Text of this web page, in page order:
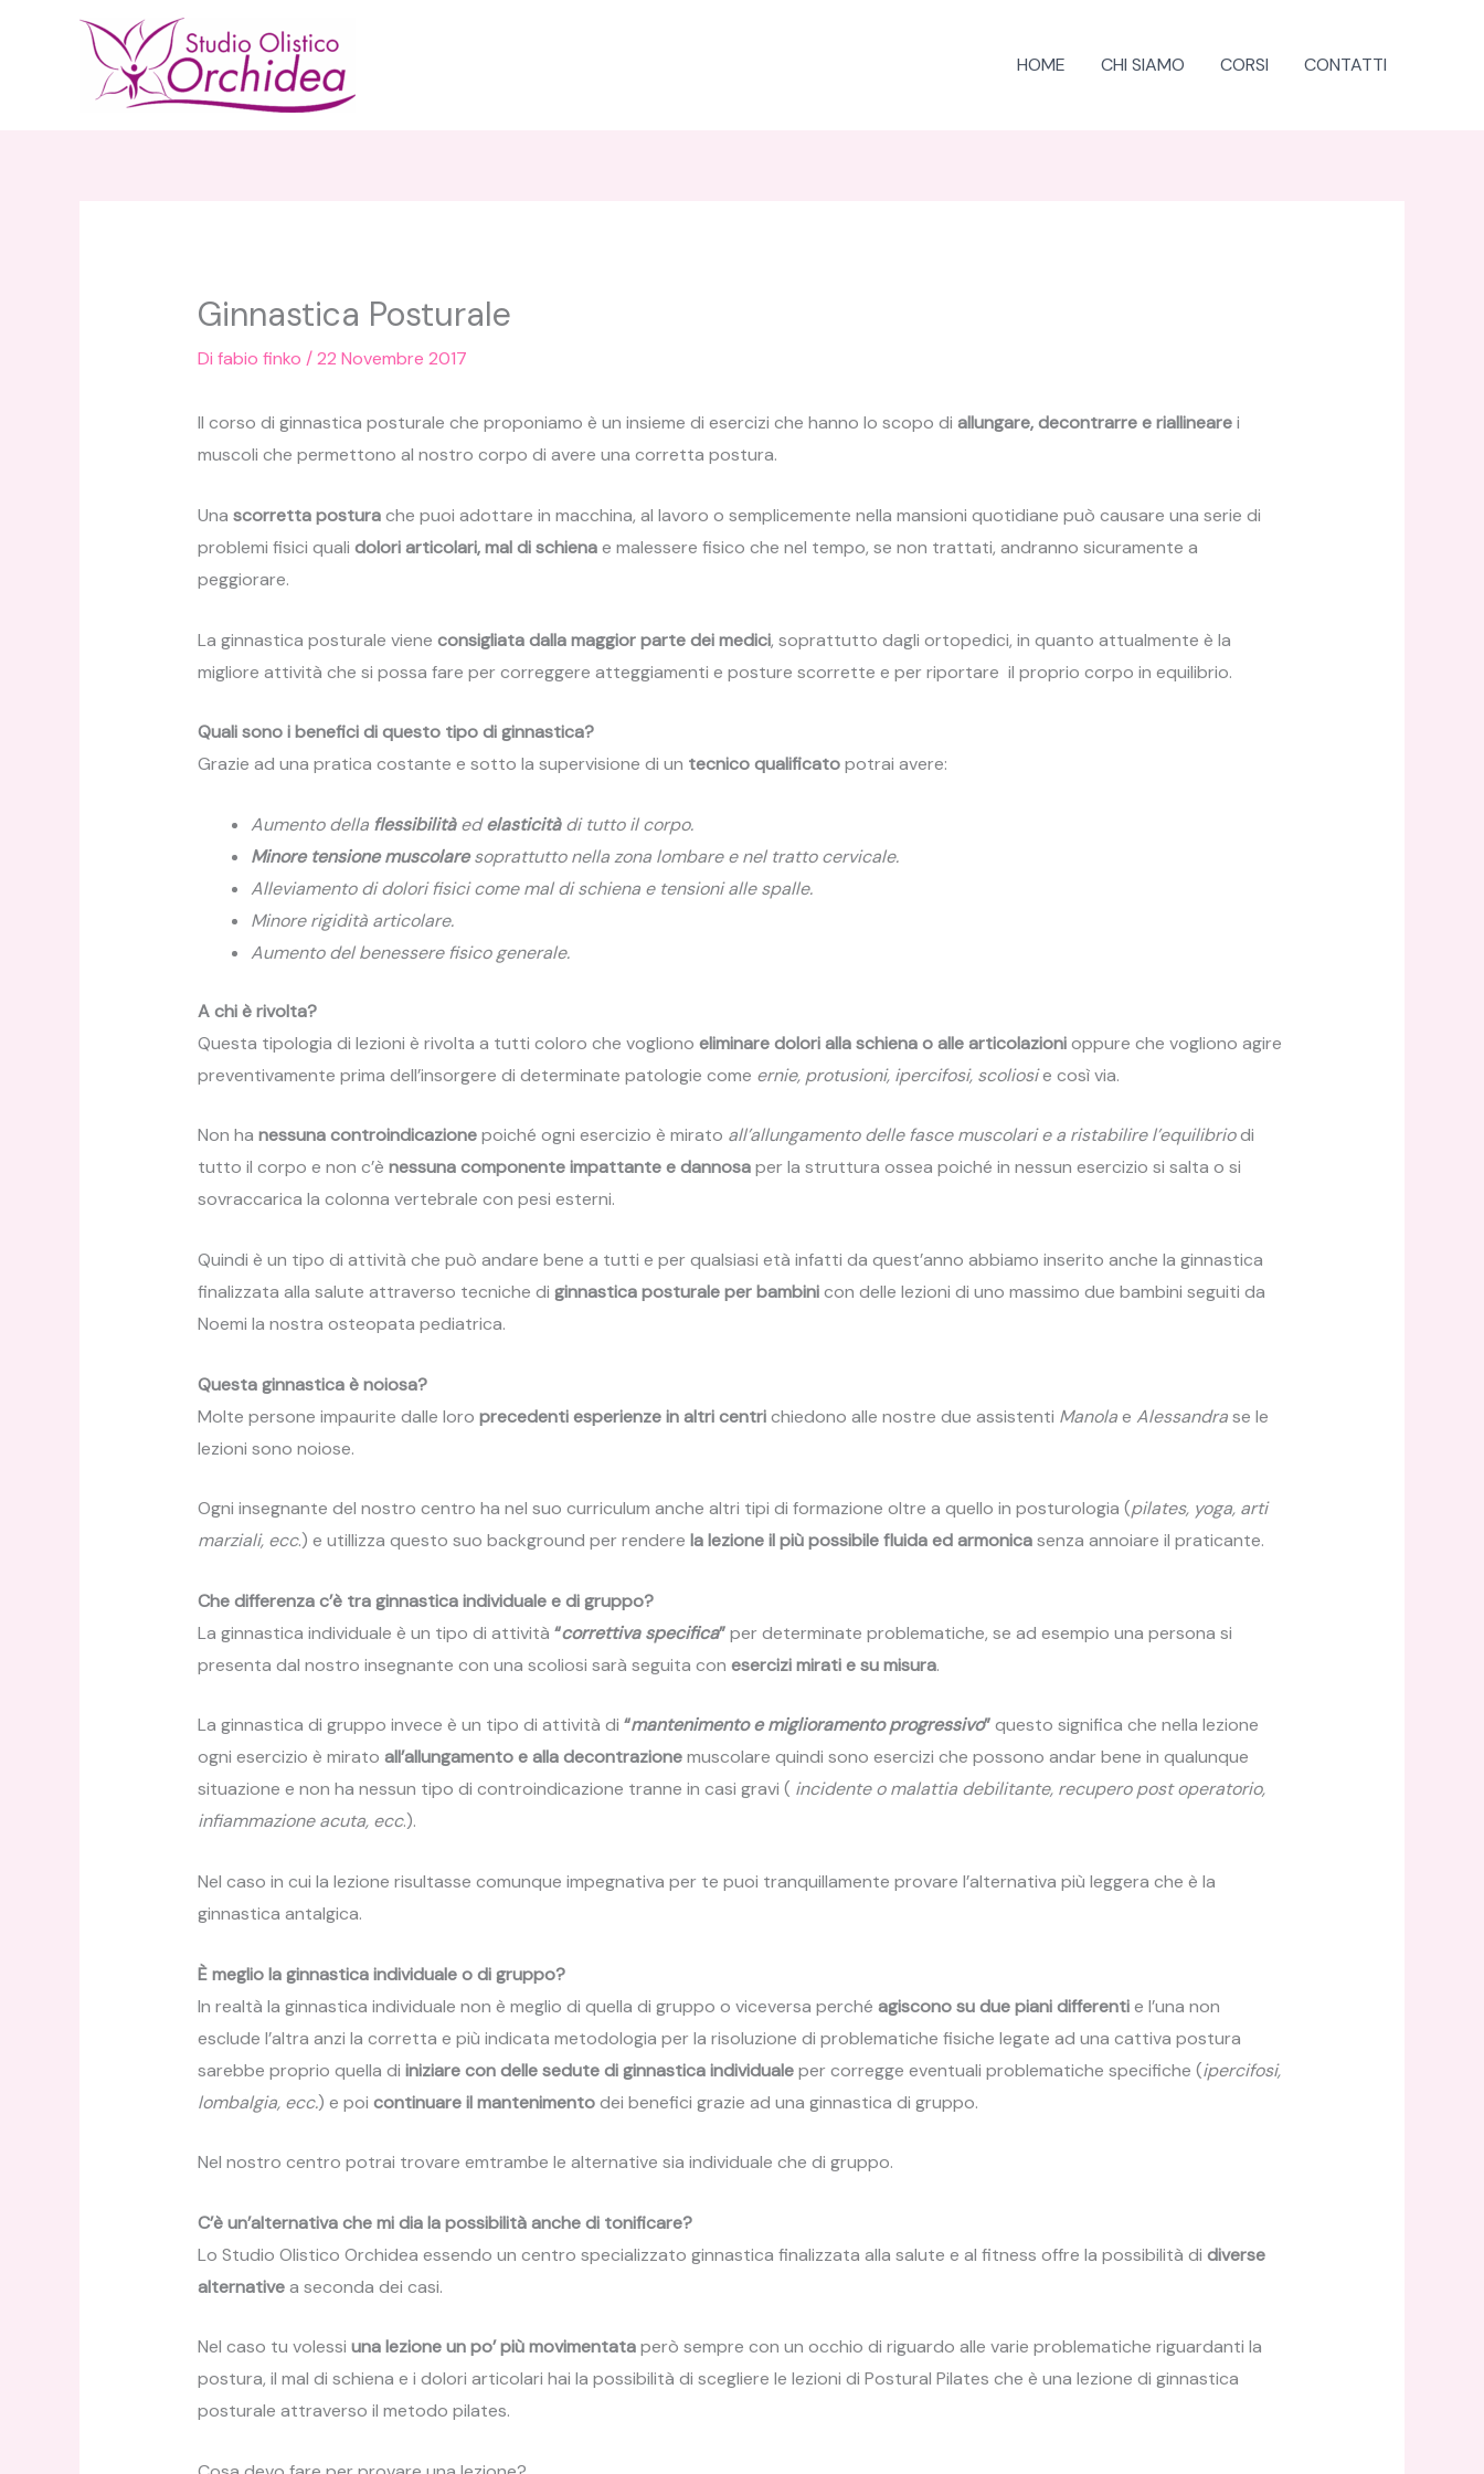
HOME CHI SIAMO CORSI CONTATTI
Ginnastica Posturale
Di fabio finko /22 Novembre 2017
Il corso di ginnastica posturale che proponiamo è un insieme di esercizi che hanno lo scopo di allungare, decontrarre e riallinearei
muscoli che permettono al nostro corpo di avere una corretta postura.
Una scorretta posturache puoi adottare in macchina, al lavoro o semplicemente nella mansioni quotidiane può causare una serie di
problemi fisici quali dolori articolari, mal di schienae malessere fisico che nel tempo, se non trattati, andranno sicuramente a
peggiorare.
La ginnastica posturale viene consigliata dalla maggior parte dei medici, soprattutto dagli ortopedici, in quanto attualmente è la
migliore attività che si possa fare per correggere atteggiamenti e posture scorrette e per riportare il proprio corpo in equilibrio.
Quali sono i benefici di questo tipo di ginnastica?
Grazie ad una pratica costante e sotto la supervisione di un tecnico qualificatopotrai avere:
Aumento della flessibilitàedelasticitàdi tutto il corpo.
Minore tensione muscolaresoprattutto nella zona lombare e nel tratto cervicale.
Alleviamento di dolori fisici come mal di schiena e tensioni alle spalle.
Minore rigidità articolare.
Aumento del benessere fisico generale.
A chi è rivolta?
Questa tipologia di lezioni è rivolta a tutti coloro che vogliono eliminare dolori alla schiena o alle articolazionioppure che vogliono agire
preventivamente prima dell’insorgere di determinate patologie come ernie, protusioni, ipercifosi, scoliosie così via.
Non ha nessuna controindicazionepoiché ogni esercizio è mirato all’allungamento delle fasce muscolari e a ristabilire l’equilibriodi
tutto il corpo e non c’è nessuna componente impattante e dannosaper la struttura ossea poiché in nessun esercizio si salta o si
sovraccarica la colonna vertebrale con pesi esterni.
Quindi è un tipo di attività che può andare bene a tutti e per qualsiasi età infatti da quest’anno abbiamo inserito anche la ginnastica
finalizzata alla salute attraverso tecniche di ginnastica posturale per bambinicon delle lezioni di uno massimo due bambini seguiti da
Noemi la nostra osteopata pediatrica.
Questa ginnastica è noiosa?
Molte persone impaurite dalle loro precedenti esperienze in altri centrichiedono alle nostre due assistenti Manolae Alessandrase le
lezioni sono noiose.
Ogni insegnante del nostro centro ha nel suo curriculum anche altri tipi di formazione oltre a quello in posturologia (pilates, yoga, arti
marziali, ecc.) e utillizza questo suo background per rendere la lezione il più possibile fluida ed armonicasenza annoiare il praticante.
Che differenza c’è tra ginnastica individuale e di gruppo?
La ginnastica individuale è un tipo di attività “correttiva specifica”per determinate problematiche, se ad esempio una persona si
presenta dal nostro insegnante con una scoliosi sarà seguita con esercizi mirati e su misura.
La ginnastica di gruppo invece è un tipo di attività di “mantenimento e miglioramento progressivo”questo significa che nella lezione
ogni esercizio è mirato all’allungamento e alla decontrazionemuscolare quindi sono esercizi che possono andar bene in qualunque
situazione e non ha nessun tipo di controindicazione tranne in casi gravi ( incidente o malattia debilitante, recupero post operatorio,
infiammazione acuta, ecc.).
Nel caso in cui la lezione risultasse comunque impegnativa per te puoi tranquillamente provare l’alternativa più leggera che è la
ginnastica antalgica.
È meglio la ginnastica individuale o di gruppo?
In realtà la ginnastica individuale non è meglio di quella di gruppo o viceversa perché agiscono su due piani differentie l’una non
esclude l’altra anzi la corretta e più indicata metodologia per la risoluzione di problematiche fisiche legate ad una cattiva postura
sarebbe proprio quella di iniziare con delle sedute di ginnastica individualeper corregge eventuali problematiche specifiche (ipercifosi,
lombalgia, ecc.) e poi continuare il mantenimentodei benefici grazie ad una ginnastica di gruppo.
Nel nostro centro potrai trovare emtrambe le alternative sia individuale che di gruppo.
C’è un’alternativa che mi dia la possibilità anche di tonificare?
Lo Studio Olistico Orchidea essendo un centro specializzato ginnastica finalizzata alla salute e al fitness offre la possibilità di diverse
alternativea seconda dei casi.
Nel caso tu volessi una lezione un po’ più movimentataperò sempre con un occhio di riguardo alle varie problematiche riguardanti la
postura, il mal di schiena e i dolori articolari hai la possibilità di scegliere le lezioni di Postural Pilates che è una lezione di ginnastica
posturale attraverso il metodo pilates.